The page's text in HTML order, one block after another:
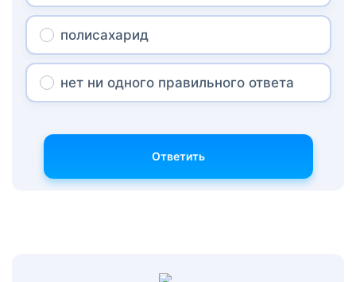
полисахарид
нет ни одного правильного ответа
Ответить